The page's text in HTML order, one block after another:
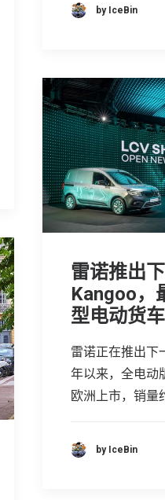
by IceBin
雷诺推出
Kangoo，
型电动货
雷诺正在推出下
年以来，全电动
欧洲上市，销量
by IceBin